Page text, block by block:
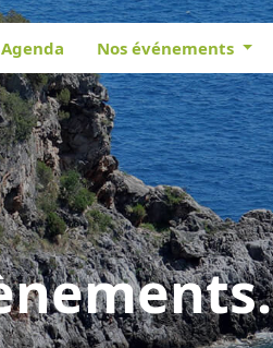
Agenda Nos événements